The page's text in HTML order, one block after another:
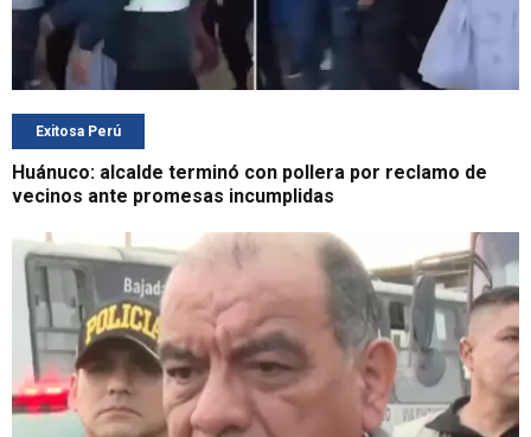
Exitosa Perú
Huánuco: alcalde terminó con pollera por reclamo de
vecinos ante promesas incumplidas